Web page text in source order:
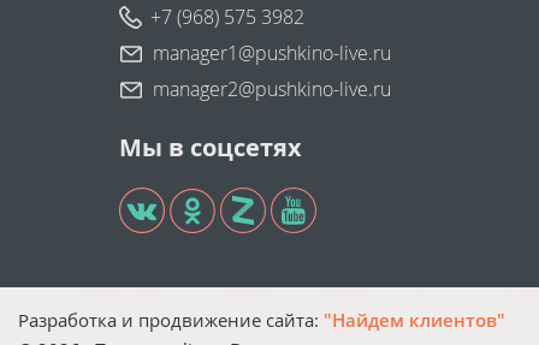
+7 (968) 575 3982
manager1@pushkino-live.ru
manager2@pushkino-live.ru
Мы в соцсетях
Разработка и продвижение сайта: "Найдем клиентов"